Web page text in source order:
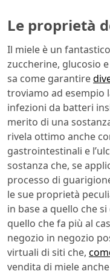
Le proprietà
Il miele è un
zuccherine, glucosio
sa come garantire
troviamo ad esempio
infezioni da batteri
merito di una
rivela ottimo anche
gastrointestinali e
sostanza che, se
processo di
le sue proprietà
in base a quello che
quello che fa più al
negozio in negozio
virtuali di siti che,
vendita di miele